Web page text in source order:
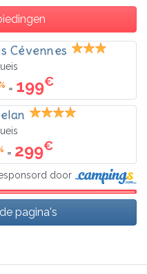
Cévennes
= 199€
= 299€
door
pagina's